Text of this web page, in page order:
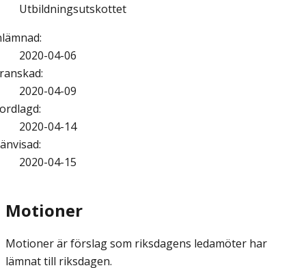
Utbildningsutskottet
:
2020-04-06
:
2020-04-09
:
2020-04-14
:
2020-04-15
Motioner
Motioner är förslag som riksdagens ledamöter har
lämnat till riksdagen.